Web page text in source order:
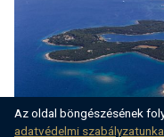
Az oldal böngészésének
adatvédelmi